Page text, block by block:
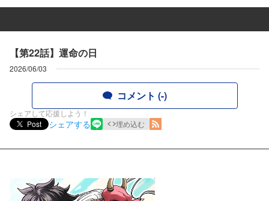
【第22話】運命の日
2026/06/03
コメント (-)
シェアして応援しよう！
Post
シェアする 埋め込む